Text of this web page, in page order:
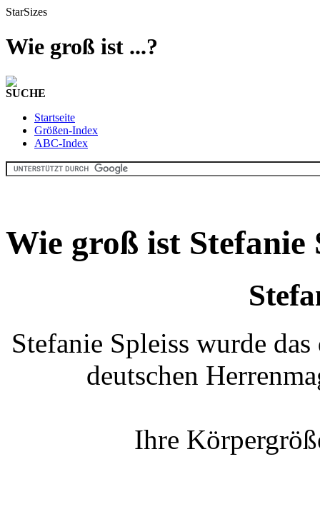
StarSizes
Wie groß ist ...?
SUCHE
Startseite
Größen-Index
ABC-Index
Wie groß ist
Stefanie Spleiss wurde
deutschen
Ihre